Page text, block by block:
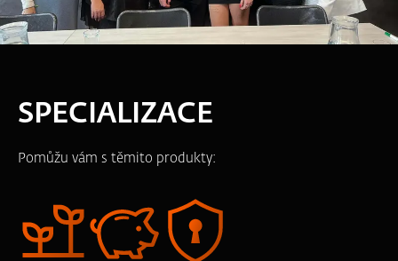
SPECIALIZACE
Pomůžu vám s těmito produkty: